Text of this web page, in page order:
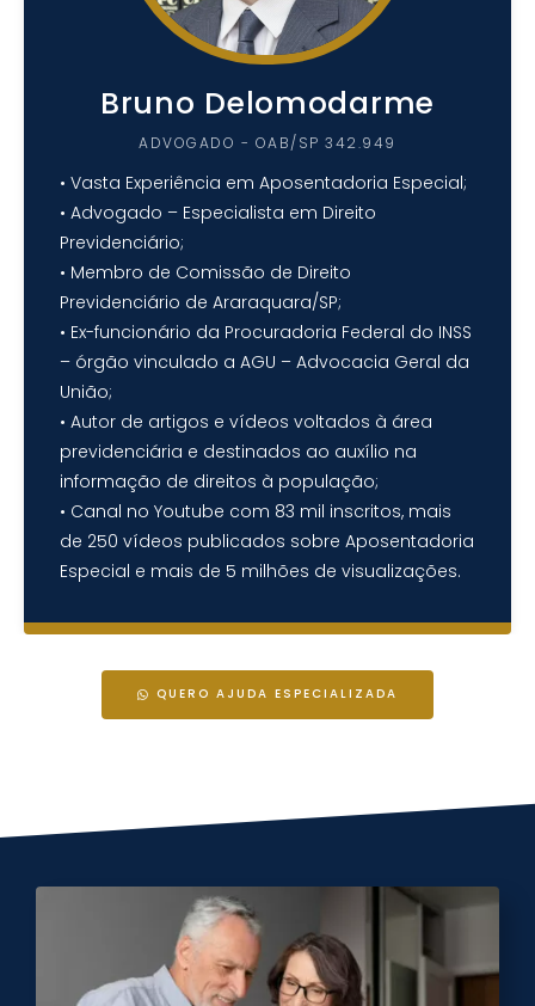
Bruno Delomodarme
ADVOGADO - OAB/SP 342.949
• Vasta Experiência em Aposentadoria Especial;
• Advogado – Especialista em Direito
Previdenciário;
• Membro de Comissão de Direito
Previdenciário de Araraquara/SP;
• Ex-funcionário da Procuradoria Federal do INSS
– órgão vinculado a AGU – Advocacia Geral da
União;
• Autor de artigos e vídeos voltados à área
previdenciária e destinados ao auxílio na
informação de direitos à população;
• Canal no Youtube com 83 mil inscritos, mais
de 250 vídeos publicados sobre Aposentadoria
Especial e mais de 5 milhões de visualizações.
QUERO AJUDA ESPECIALIZADA